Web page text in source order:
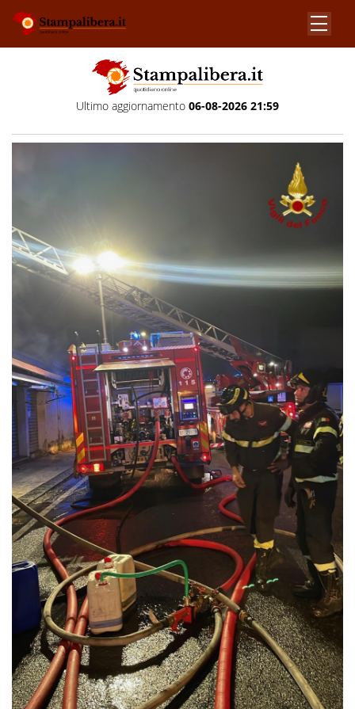
Ultimo aggiornamento 06-08-2026 21:59